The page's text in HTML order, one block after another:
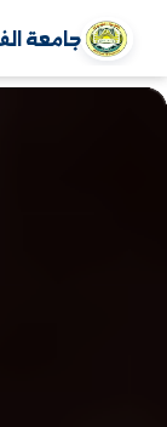
جامعة الفرات